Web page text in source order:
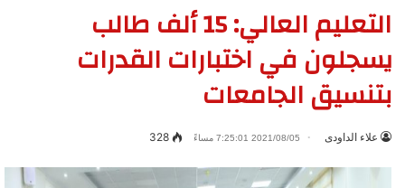
التعليم العالي: 15 ألف طالب
يسجلون في اختبارات القدرات
بتنسيق الجامعات
علاء الداودى 2021/08/05 7:25:01 مساءً 328